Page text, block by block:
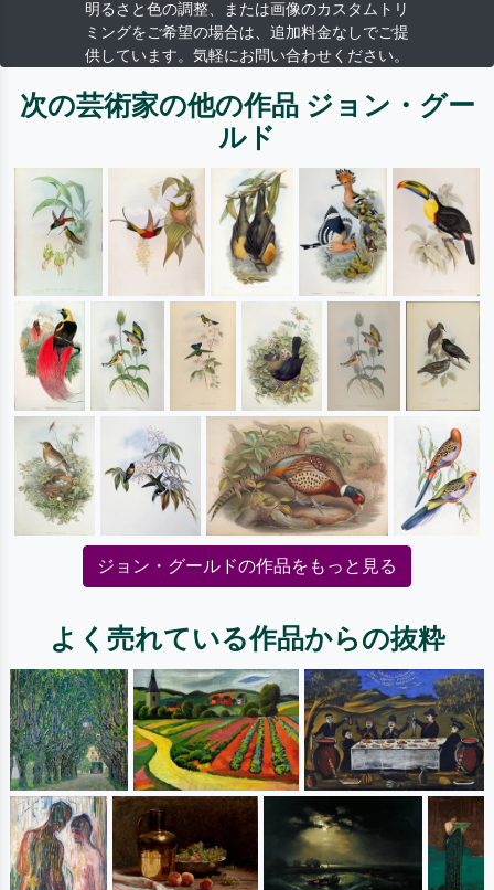
明るさと色の調整、または画像のカスタムトリ
ミングをご希望の場合は、追加料金なしでご提
供しています。気軽にお問い合わせください。
次の芸術家の他の作品 ジョン・グー
ルド
ジョン・グールドの作品をもっと見る
よく売れている作品からの抜粋